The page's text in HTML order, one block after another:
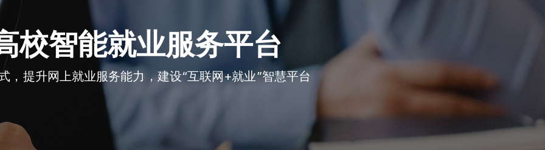
校智能就业服务平台
，提升网上就业服务能力，建设“互联网+就业”智慧平台